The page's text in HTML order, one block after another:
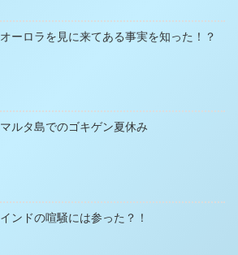
オーロラを見に来てある事実を知った！？
マルタ島でのゴキゲン夏休み
インドの喧騒には参った？！